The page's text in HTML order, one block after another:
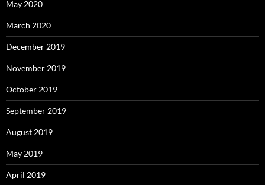
May 2020
March 2020
December 2019
November 2019
October 2019
September 2019
August 2019
May 2019
April 2019